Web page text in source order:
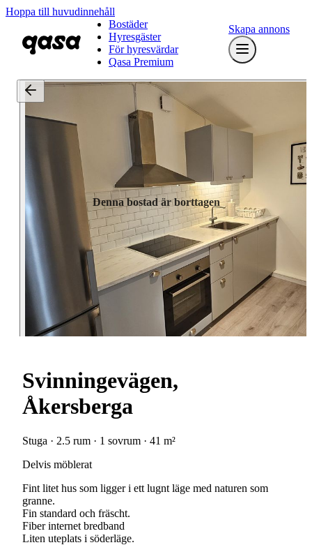
Hoppa till huvudinnehåll
Bostäder
Hyresgäster
För hyresvärdar
Qasa Premium
Skapa annons
Denna bostad är borttagen
Svinningevägen,
Åkersberga
Stuga · 2.5 rum · 1 sovrum · 41 m²
Delvis möblerat
Fint litet hus som ligger i ett lugnt läge med naturen som
granne.
Fin standard och fräscht.
Fiber internet bredband
Liten uteplats i söderläge.